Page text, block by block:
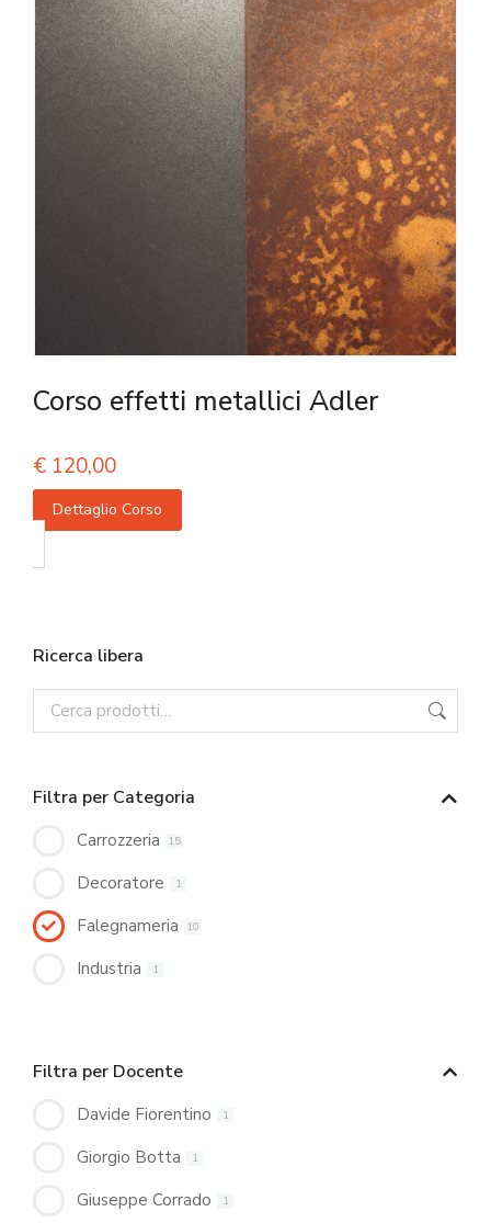
Corso effetti metallici Adler
€ 120,00
Dettaglio Corso
Ricerca libera
Filtra per Categoria
Carrozzeria 15
Decoratore 1
Falegnameria 10
Industria 1
Filtra per Docente
Davide Fiorentino 1
Giorgio Botta 1
Giuseppe Corrado 1